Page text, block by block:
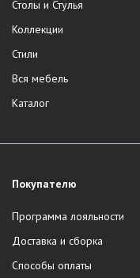
Столы и Стулья
Коллекции
Стили
Вся мебель
Каталог
Покупателю
Программа лояльности
Доставка и сборка
Способы оплаты